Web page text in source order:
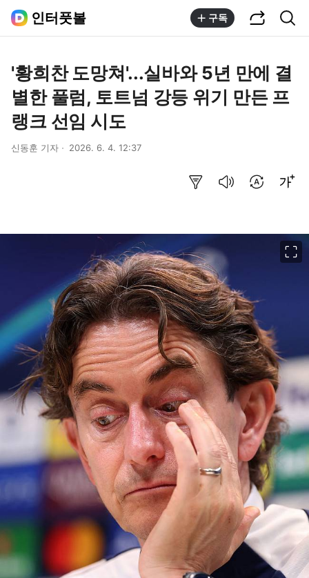
인터풋볼 구독
'황희찬 도망쳐'...실바와 5년 만에 결
별한 풀럼, 토트넘 강등 위기 만든 프
랭크 선임 시도
신동훈 기자 2026. 6. 4. 12:37